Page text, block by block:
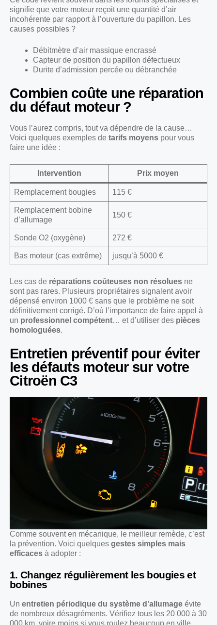
signifie que votre moteur reçoit une quantité d’air
incohérente par rapport à l’ouverture du papillon. Les
causes possibles ?
Débitmètre d’air massique encrassé
Capteur de position du papillon défectueux
Durite d’admission percée ou débranchée
Combien coûte une réparation
du défaut moteur ?
Vous l’aurez compris, tout va dépendre de la cause…
Voici quelques exemples de tarifs moyens pour vous
faire une idée :
Intervention Prix moyen
Remplacement bougies 115 €
Remplacement bobine
d’allumage
150 €
Sonde O2 (oxygène) 272 €
Bas moteur (cas extrême) jusqu’à 5000 €
Les cas de réparations coûteuses non résolues ne
sont pas rares. Plusieurs propriétaires signalent avoir
dépensé environ 1000 € sans que le problème ne soit
définitivement corrigé. D’où l’importance de faire appel à
un professionnel compétent… et d’utiliser des pièces
homologuées.
Entretien préventif pour éviter
les défauts moteur sur votre
Citroën C3
Comme souvent en mécanique, le meilleur remède, c’est
la prévention. Voici quelques gestes simples mais
efficaces à adopter :
1. Changez régulièrement les bougies et
bobines
Un entretien périodique du système d’allumage évite
de nombreux désagréments. Vérifiez tous les 20 000 à 30
000 km, voire moins si vous roulez beaucoup en ville.